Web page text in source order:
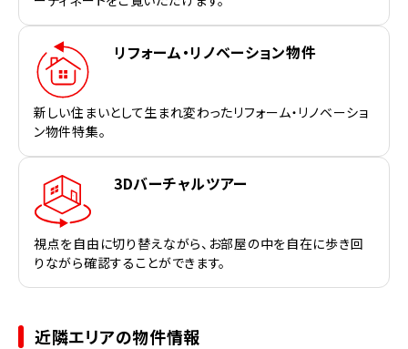
リフォーム・リノベーション物件
新しい住まいとして生まれ変わったリフォーム・リノベーショ
ン物件特集。
3Dバーチャルツアー
視点を自由に切り替えながら、お部屋の中を自在に歩き回
りながら確認することができます。
近隣エリアの物件情報